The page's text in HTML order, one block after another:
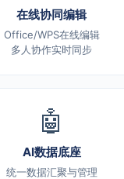
在线协同编辑
Office/WPS在线编辑
多人协作实时同步
🤖
AI数据底座
统一数据汇聚与管理